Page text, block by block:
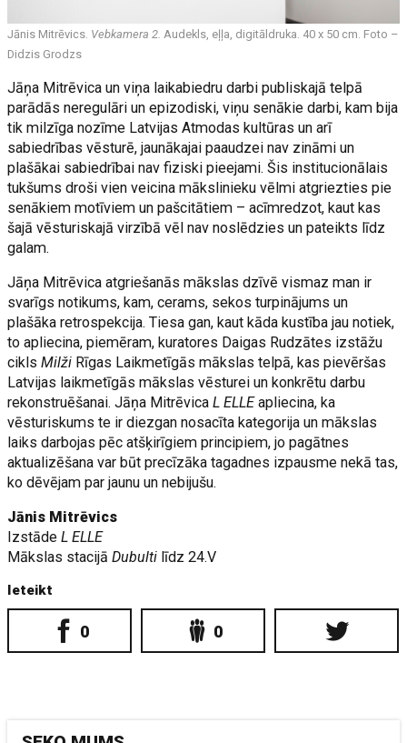
Jānis Mitrēvics. Vebkamera 2.Audekls, eļļa, digitāldruka. 40 x 50 cm. Foto –
Didzis Grodzs
Jāņa Mitrēvica un viņa laikabiedru darbi publiskajā telpā
parādās neregulāri un epizodiski, viņu senākie darbi, kam bija
tik milzīga nozīme Latvijas Atmodas kultūras un arī
sabiedrības vēsturē, jaunākajai paaudzei nav zināmi un
plašākai sabiedrībai nav fiziski pieejami. Šis institucionālais
tukšums droši vien veicina mākslinieku vēlmi atgriezties pie
senākiem motīviem un pašcitātiem – acīmredzot, kaut kas
šajā vēsturiskajā virzībā vēl nav noslēdzies un pateikts līdz
galam.
Jāņa Mitrēvica atgriešanās mākslas dzīvē vismaz man ir
svarīgs notikums, kam, cerams, sekos turpinājums un
plašāka retrospekcija. Tiesa gan, kaut kāda kustība jau notiek,
to apliecina, piemēram, kuratores Daigas Rudzātes izstāžu
ciklsMilži Rīgas Laikmetīgās mākslas telpā, kas pievēršas
Latvijas laikmetīgās mākslas vēsturei un konkrētu darbu
rekonstruēšanai. Jāņa Mitrēvica L ELLEapliecina, ka
vēsturiskums te ir diezgan nosacīta kategorija un mākslas
laiks darbojas pēc atšķirīgiem principiem, jo pagātnes
aktualizēšana var būt precīzāka tagadnes izpausme nekā tas,
ko dēvējam par jaunu un nebijušu.
Jānis Mitrēvics
IzstādeL ELLE
Mākslas stacijāDubulti līdz 24.V
Ieteikt
0 0